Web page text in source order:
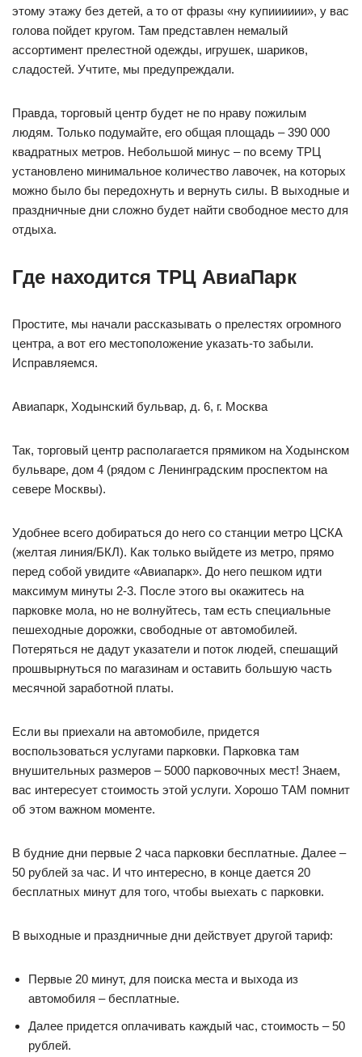
этому этажу без детей, а то от фразы «ну купииииии», у вас
голова пойдет кругом. Там представлен немалый
ассортимент прелестной одежды, игрушек, шариков,
сладостей. Учтите, мы предупреждали.
Правда, торговый центр будет не по нраву пожилым
людям. Только подумайте, его общая площадь – 390 000
квадратных метров. Небольшой минус – по всему ТРЦ
установлено минимальное количество лавочек, на которых
можно было бы передохнуть и вернуть силы. В выходные и
праздничные дни сложно будет найти свободное место для
отдыха.
Где находится ТРЦ АвиаПарк
Простите, мы начали рассказывать о прелестях огромного
центра, а вот его местоположение указать-то забыли.
Исправляемся.
Авиапарк, Ходынский бульвар, д. 6, г. Москва
Так, торговый центр располагается прямиком на Ходынском
бульваре, дом 4 (рядом с Ленинградским проспектом на
севере Москвы).
Удобнее всего добираться до него со станции метро ЦСКА
(желтая линия/БКЛ). Как только выйдете из метро, прямо
перед собой увидите «Авиапарк». До него пешком идти
максимум минуты 2-3. После этого вы окажитесь на
парковке мола, но не волнуйтесь, там есть специальные
пешеходные дорожки, свободные от автомобилей.
Потеряться не дадут указатели и поток людей, спешащий
прошвырнуться по магазинам и оставить большую часть
месячной заработной платы.
Если вы приехали на автомобиле, придется
воспользоваться услугами парковки. Парковка там
внушительных размеров – 5000 парковочных мест! Знаем,
вас интересует стоимость этой услуги. Хорошо ТАМ помнит
об этом важном моменте.
В будние дни первые 2 часа парковки бесплатные. Далее –
50 рублей за час. И что интересно, в конце дается 20
бесплатных минут для того, чтобы выехать с парковки.
В выходные и праздничные дни действует другой тариф:
Первые 20 минут, для поиска места и выхода из
автомобиля – бесплатные.
Далее придется оплачивать каждый час, стоимость – 50
рублей.